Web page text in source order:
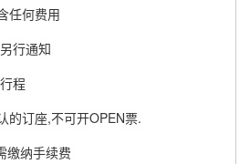
任何费用
行通知
程
的订座,不可开OPEN票.
缴纳手续费